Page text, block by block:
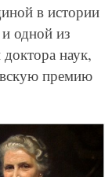
в истории
одной из
наук,
премию